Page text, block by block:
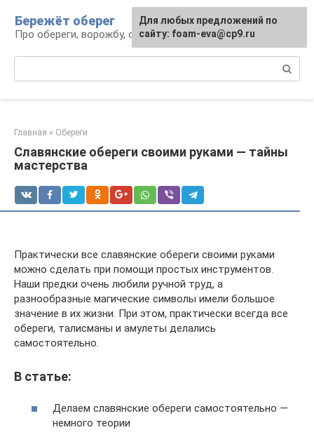
контенту
Бережёт оберег
Про обереги, ворожбу, сны и гадания
Главная » Обереги
Славянские обереги своими руками — тайны
мастерства
Практически все славянские обереги своими руками
можно сделать при помощи простых инструментов.
Наши предки очень любили ручной труд, а
разнообразные магические символы имели большое
значение в их жизни. При этом, практически всегда все
обереги, талисманы и амулеты делались
самостоятельно.
В статье:
Делаем славянские обереги самостоятельно —
немного теории
Для любых предложений по
сайту: foam-eva@cp9.ru